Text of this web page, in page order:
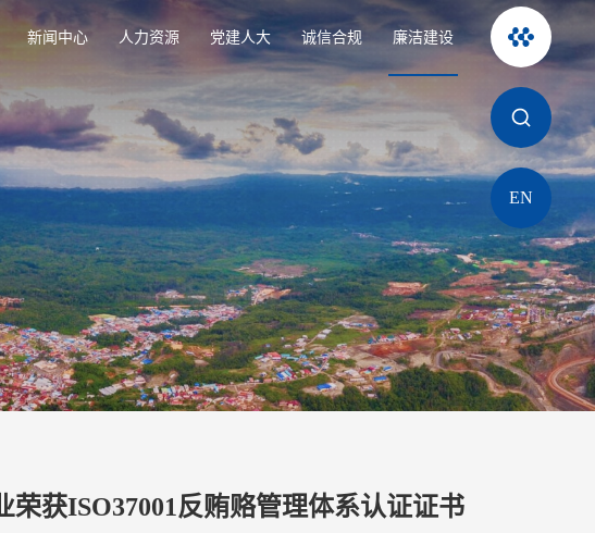
新闻中心 人力资源 党建人大 诚信合规 廉洁建设
EN
荣获ISO37001反贿赂管理体系认证证书